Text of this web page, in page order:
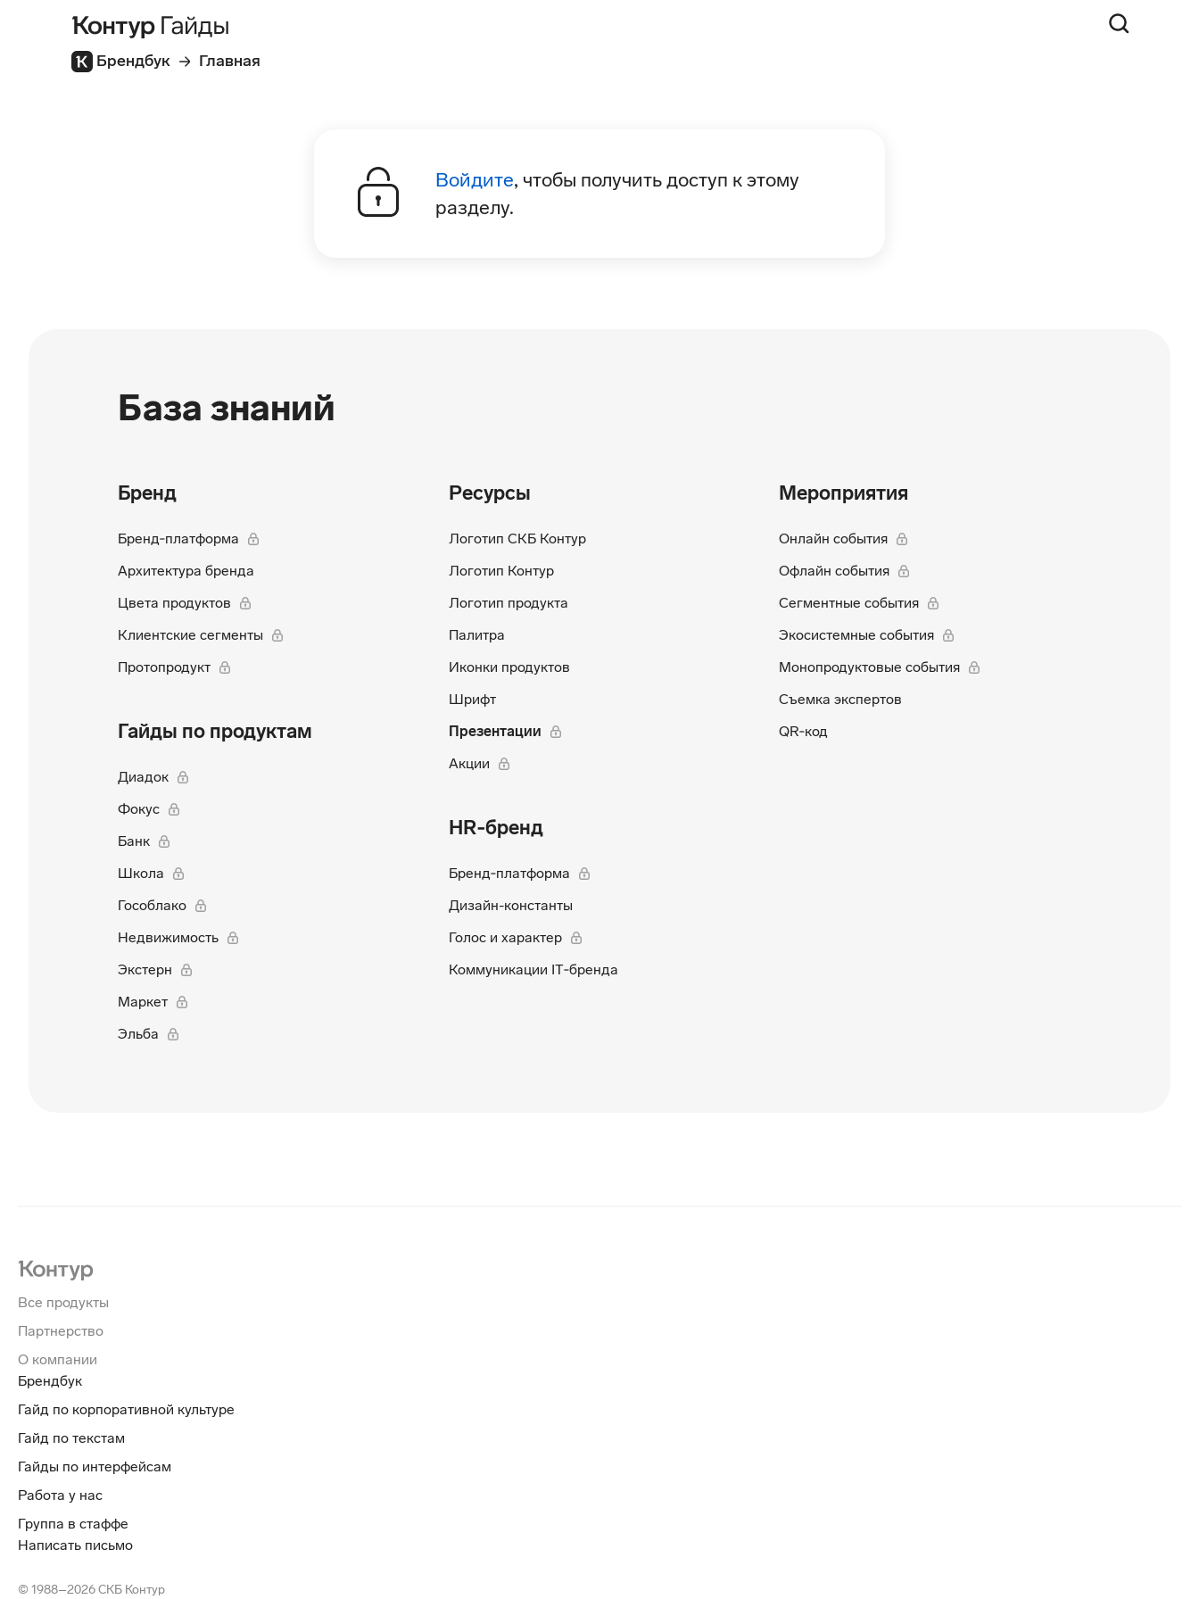
Брендбук Главная
Войдите, чтобы получить доступ к этому
разделу.
База знаний
Бренд
Бренд‑платформа
Архитектура бренда
Цвета продуктов
Клиентские сегменты
Протопродукт
Гайды по продуктам
Диадок
Фокус
Банк
Школа
Гособлако
Недвижимость
Экстерн
Маркет
Эльба
Ресурсы
Логотип СКБ Контур
Логотип Контур
Логотип продукта
Палитра
Иконки продуктов
Шрифт
Презентации
Акции
HR‑бренд
Бренд‑платформа
Дизайн-константы
Голос и характер
Коммуникации IT‑бренда
Мероприятия
Онлайн события
Офлайн события
Сегментные события
Экосистемные события
Монопродуктовые события
Съемка экспертов
QR‑код
Все продукты
Партнерство
О компании
Брендбук
Гайд по корпоративной культуре
Гайд по текстам
Гайды по интерфейсам
Работа у нас
Группа в стаффе
Написать письмо
© 1988–2026 СКБ Контур